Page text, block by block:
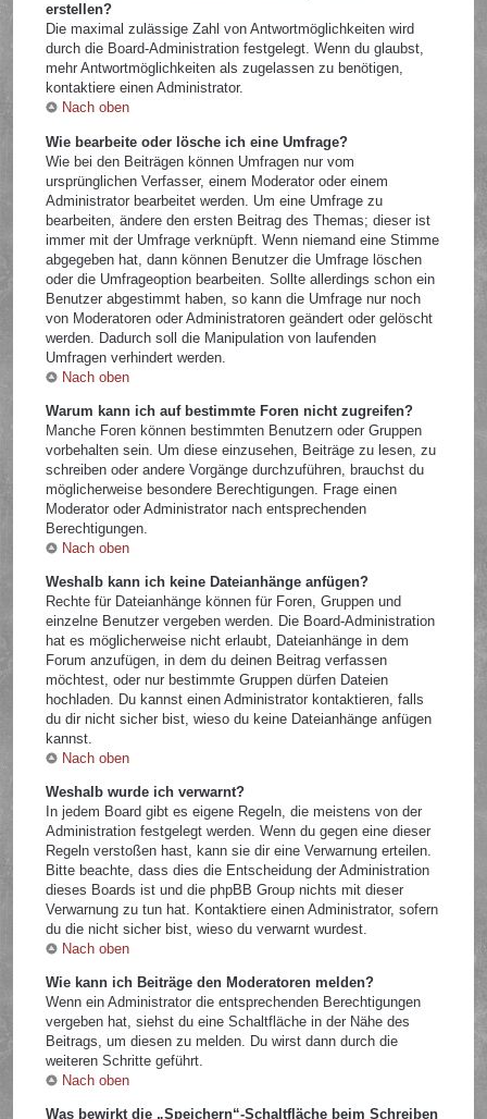
erstellen?
Die maximal zulässige Zahl von Antwortmöglichkeiten wird
durch die Board-Administration festgelegt. Wenn du glaubst,
mehr Antwortmöglichkeiten als zugelassen zu benötigen,
kontaktiere einen Administrator.
Nach oben
Wie bearbeite oder lösche ich eine Umfrage?
Wie bei den Beiträgen können Umfragen nur vom
ursprünglichen Verfasser, einem Moderator oder einem
Administrator bearbeitet werden. Um eine Umfrage zu
bearbeiten, ändere den ersten Beitrag des Themas; dieser ist
immer mit der Umfrage verknüpft. Wenn niemand eine Stimme
abgegeben hat, dann können Benutzer die Umfrage löschen
oder die Umfrageoption bearbeiten. Sollte allerdings schon ein
Benutzer abgestimmt haben, so kann die Umfrage nur noch
von Moderatoren oder Administratoren geändert oder gelöscht
werden. Dadurch soll die Manipulation von laufenden
Umfragen verhindert werden.
Nach oben
Warum kann ich auf bestimmte Foren nicht zugreifen?
Manche Foren können bestimmten Benutzern oder Gruppen
vorbehalten sein. Um diese einzusehen, Beiträge zu lesen, zu
schreiben oder andere Vorgänge durchzuführen, brauchst du
möglicherweise besondere Berechtigungen. Frage einen
Moderator oder Administrator nach entsprechenden
Berechtigungen.
Nach oben
Weshalb kann ich keine Dateianhänge anfügen?
Rechte für Dateianhänge können für Foren, Gruppen und
einzelne Benutzer vergeben werden. Die Board-Administration
hat es möglicherweise nicht erlaubt, Dateianhänge in dem
Forum anzufügen, in dem du deinen Beitrag verfassen
möchtest, oder nur bestimmte Gruppen dürfen Dateien
hochladen. Du kannst einen Administrator kontaktieren, falls
du dir nicht sicher bist, wieso du keine Dateianhänge anfügen
kannst.
Nach oben
Weshalb wurde ich verwarnt?
In jedem Board gibt es eigene Regeln, die meistens von der
Administration festgelegt werden. Wenn du gegen eine dieser
Regeln verstoßen hast, kann sie dir eine Verwarnung erteilen.
Bitte beachte, dass dies die Entscheidung der Administration
dieses Boards ist und die phpBB Group nichts mit dieser
Verwarnung zu tun hat. Kontaktiere einen Administrator, sofern
du die nicht sicher bist, wieso du verwarnt wurdest.
Nach oben
Wie kann ich Beiträge den Moderatoren melden?
Wenn ein Administrator die entsprechenden Berechtigungen
vergeben hat, siehst du eine Schaltfläche in der Nähe des
Beitrags, um diesen zu melden. Du wirst dann durch die
weiteren Schritte geführt.
Nach oben
Was bewirkt die „Speichern“-Schaltfläche beim Schreiben